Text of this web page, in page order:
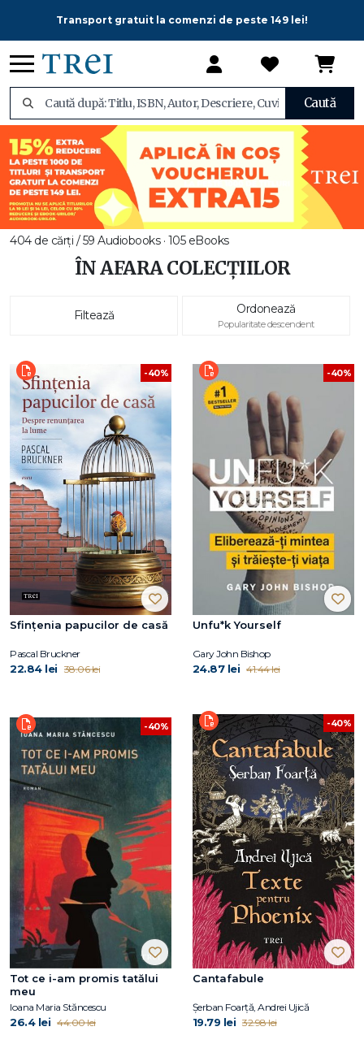
Transport gratuit la comenzi de peste 149 lei!
Caută
404 de cărți / 59 Audiobooks · 105 eBooks
ÎN AFARA COLECȚIILOR
Filtează Ordonează
Popularitate descendent
-40%
Sfințenia papucilor de casă
Pascal Bruckner
22.84 lei 38.06 lei
-40%
Unfu*k Yourself
Gary John Bishop
24.87 lei 41.44 lei
-40%
Tot ce i-am promis tatălui
meu
Ioana Maria Stăncescu
26.4 lei 44.00 lei
-40%
Cantafabule
Șerban Foarță, Andrei Ujică
19.79 lei 32.98 lei